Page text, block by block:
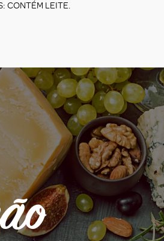
CONTÉM LEITE.